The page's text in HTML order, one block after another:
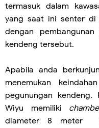
termasuk dalam
yang saat ini senter di
dengan
kendeng tersebut.
Apabila anda
menemukan
pegunungan
Wiyu memiliki
diameter 8 meter